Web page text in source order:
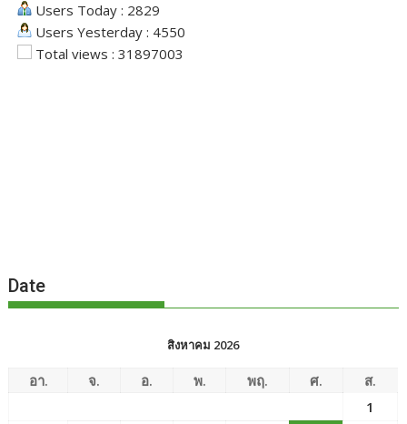
Users Today : 2829
Users Yesterday : 4550
Total views : 31897003
Date
สิงหาคม 2026
อา. จ. อ. พ. พฤ. ศ.
ส.
1